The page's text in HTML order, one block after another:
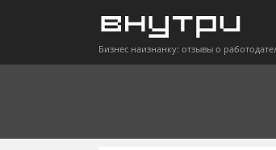
Бизнес наизнанку: отзывы о